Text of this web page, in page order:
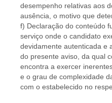
desempenho relativas aos
ausência, o motivo que
f) Declaração do conteúdo
serviço onde o candidato
devidamente autenticada e
do presente aviso, da qual
encontra a exercer
e o grau de complexidade
com o estabelecido no